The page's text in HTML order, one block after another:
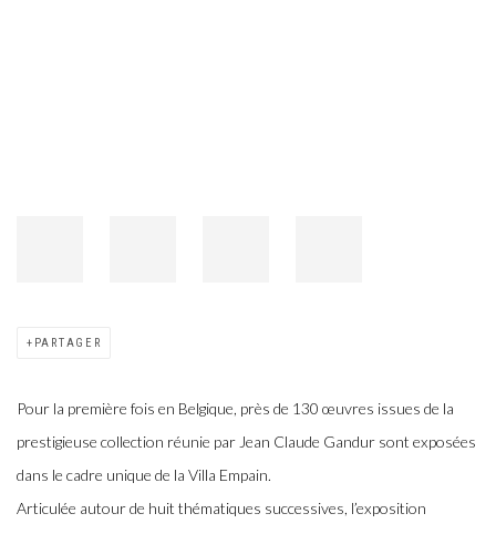
PARTAGER
Pour la première fois en Belgique, près de 130 œuvres issues de la
prestigieuse collection réunie par Jean Claude Gandur sont exposées
dans le cadre unique de la Villa Empain.
Articulée autour de huit thématiques successives, l’exposition